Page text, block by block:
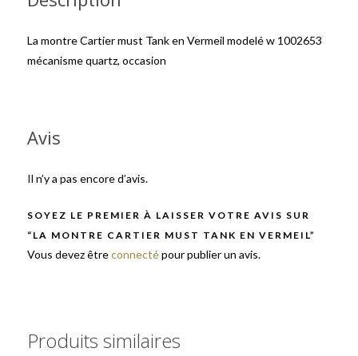
La montre Cartier must Tank en Vermeil modelé w 1002653
mécanisme quartz, occasion
Avis
Il n’y a pas encore d’avis.
SOYEZ LE PREMIER À LAISSER VOTRE AVIS SUR
“LA MONTRE CARTIER MUST TANK EN VERMEIL”
Vous devez êtreconnectépour publier un avis.
Produits similaires